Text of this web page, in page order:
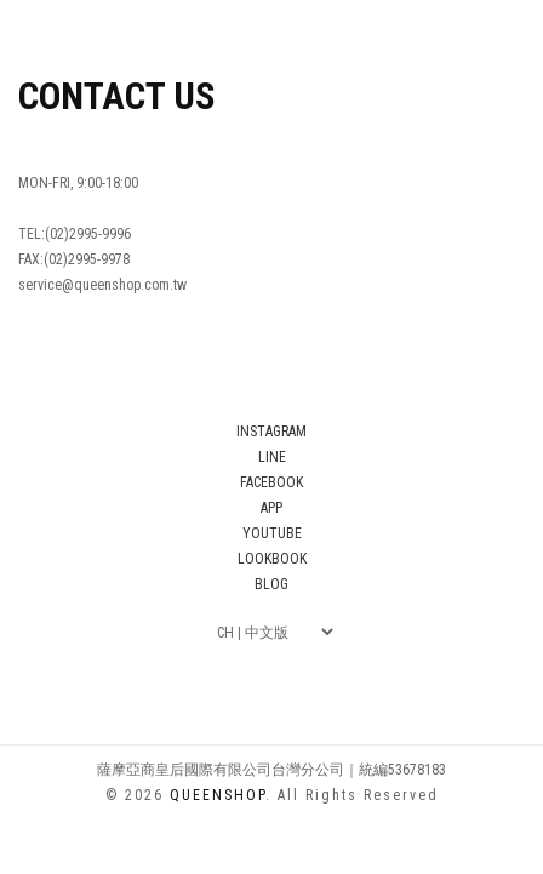
CONTACT US
MON-FRI, 9:00-18:00
TEL:(02)2995-9996
FAX:(02)2995-9978
service@queenshop.com.tw
INSTAGRAM
LINE
FACEBOOK
APP
YOUTUBE
LOOKBOOK
BLOG
薩摩亞商皇后國際有限公司台灣分公司｜統編53678183
© 2026 QUEENSHOP. All Rights Reserved